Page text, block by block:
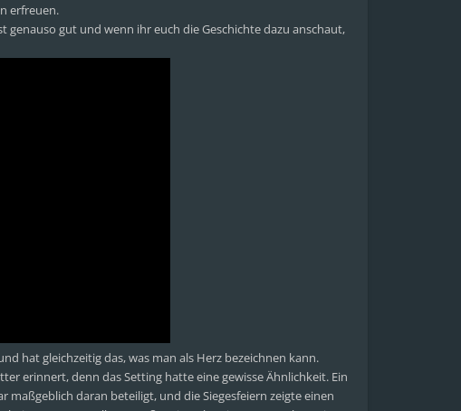
erfreuen.
gut und wenn ihr euch die Geschichte dazu anschaut,
hat gleichzeitig das, was man als Herz bezeichnen kann.
erinnert, denn das Setting hatte eine gewisse Ähnlichkeit. Ein
daran beteiligt, und die Siegesfeiern zeigte einen